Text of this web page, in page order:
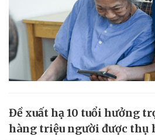
Đề xuất hạ 10 tuổi hưởng
hàng triệu người được thụ